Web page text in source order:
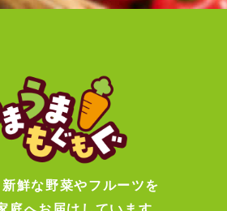
鮮な野菜やフルーツを